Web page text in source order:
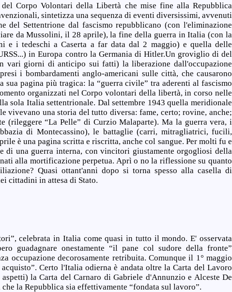
Corpo Volontari della Libertà che mise fine alla Repubblica
sintetizza una sequenza di eventi diversissimi, avvenuti
del Settentrione dal fascismo repubblicano (con l'eliminazione
da Mussolini, il 28 aprile), la fine della guerra in Italia (con la
e i tedeschi a Caserta a far data dal 2 maggio) e quella delle
in Europa contro la Germania di Hitler.Un groviglio di del
vari giorni di anticipo sui fatti) la liberazione dall'occupazione
i bombardamenti anglo-americani sulle città, che causarono
pagina più tragica: la “guerra civile” tra aderenti al fascismo
organizzati nel Corpo volontari della libertà, in corso nelle
sola Italia settentrionale. Dal settembre 1943 quella meridionale
vivevano una storia del tutto diversa: fame, certo; rovine, anche;
(rileggere “La Pelle” di Curzio Malaparte). Ma la guerra vera, i
di Montecassino), le battaglie (carri, mitragliatrici, fucili,
è una pagina scritta e riscritta, anche col sangue. Per molti fu e
di una guerra interna, con vincitori giustamente orgogliosi della
alla mortificazione perpetua. Aprì o no la riflessione su quanto
Quasi ottant'anni dopo si torna spesso alla casella di
cittadini in attesa di Stato.
celebrata in Italia come quasi in tutto il mondo. E' osservata
guadagnare onestamente “il pane col sudore della fronte”
occupazione decorosamente retribuita. Comunque il 1° maggio
Certo l'Italia odierna è andata oltre la Carta del Lavoro
la Carta del Carnaro di Gabriele d'Annunzio e Alceste De
la Repubblica sia effettivamente “fondata sul lavoro”.